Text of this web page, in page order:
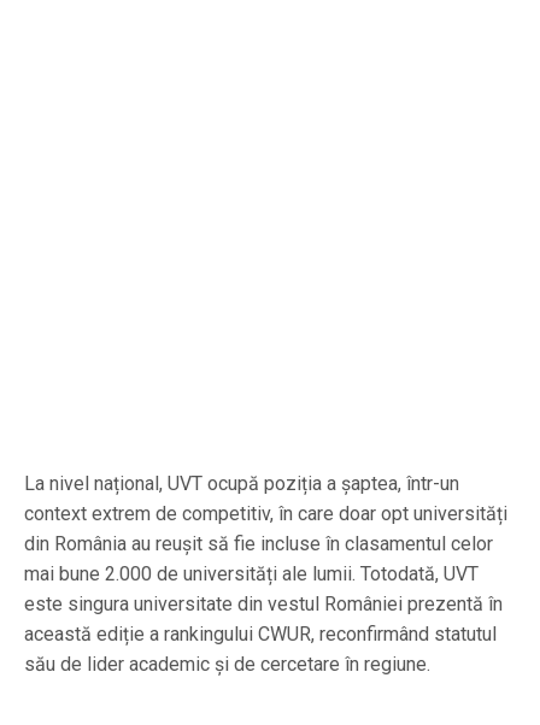
La nivel național, UVT ocupă poziția a șaptea, într-un
context extrem de competitiv, în care doar opt universități
din România au reușit să fie incluse în clasamentul celor
mai bune 2.000 de universități ale lumii. Totodată, UVT
este singura universitate din vestul României prezentă în
această ediție a rankingului CWUR, reconfirmând statutul
său de lider academic și de cercetare în regiune.